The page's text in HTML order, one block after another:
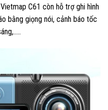
C61 còn hỗ trợ ghi hình
bằng giọng nói, cảnh báo tốc